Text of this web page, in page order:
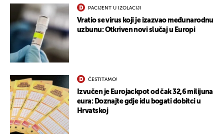
PACIJENT U IZOLACIJI
Vratio se virus koji je izazvao međunarodnu
uzbunu: Otkriven novi slučaj u Europi
ČESTITAMO!
Izvučen je Eurojackpot od čak 32,6 milijuna
eura: Doznajte gdje idu bogati dobitci u
Hrvatskoj
UKLJUČITE NOTIFIKACIJE